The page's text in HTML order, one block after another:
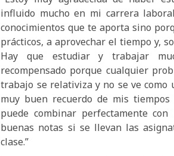
influido mucho en mi carrera
conocimientos que te aporta sino
prácticos, a aprovechar el tiempo y,
Hay que estudiar y trabajar
recompensado porque cualquier
trabajo se relativiza y no se ve como
muy buen recuerdo de mis
puede combinar perfectamente
buenas notas si se llevan las
clase.”